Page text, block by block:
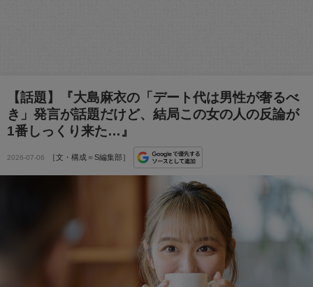
【話題】『大島麻衣の「デート代は男性が奢るべ
き」発言が話題だけど、結局この女の人の反論が
1番しっくり来た…』
2026-07-06 ［文・構成＝S編集部］